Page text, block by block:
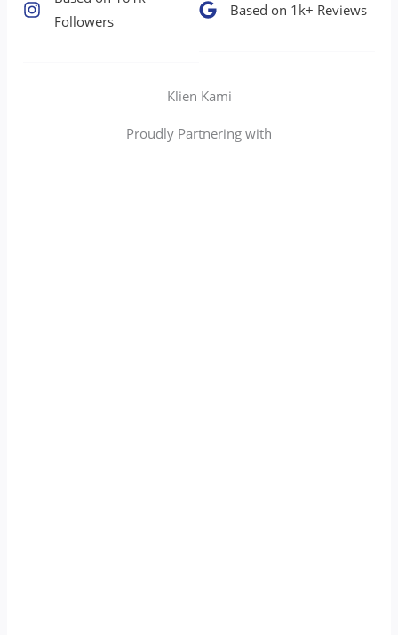
Followers​
Based on 1k+ Reviews​
Klien Kami
Proudly Partnering with